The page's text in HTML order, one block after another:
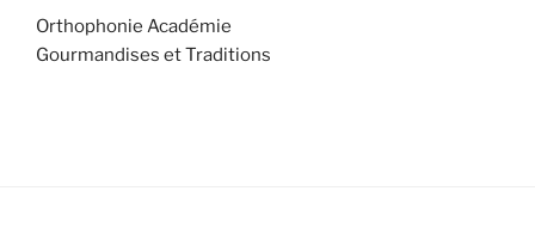
Orthophonie Académie
Gourmandises et Traditions